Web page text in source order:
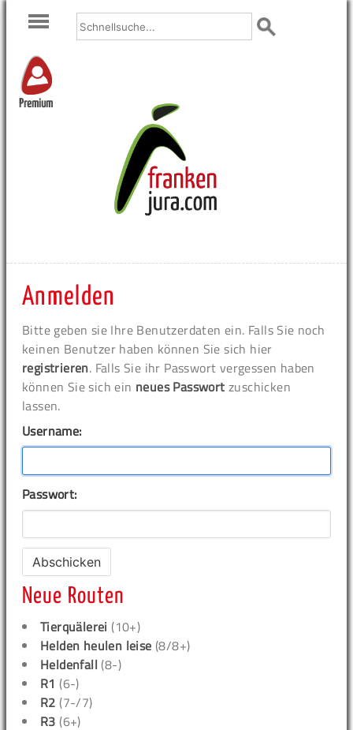
Premium
Anmelden
Bitte geben sie Ihre Benutzerdaten ein. Falls Sie noch
keinen Benutzer haben können Sie sich hier
registrieren. Falls Sie ihr Passwort vergessen haben
können Sie sich ein neues Passwort zuschicken
lassen.
Username:
Passwort:
Neue Routen
Tierquälerei (10+)
Helden heulen leise (8/8+)
Heldenfall (8-)
R1 (6-)
R2 (7-/7)
R3 (6+)